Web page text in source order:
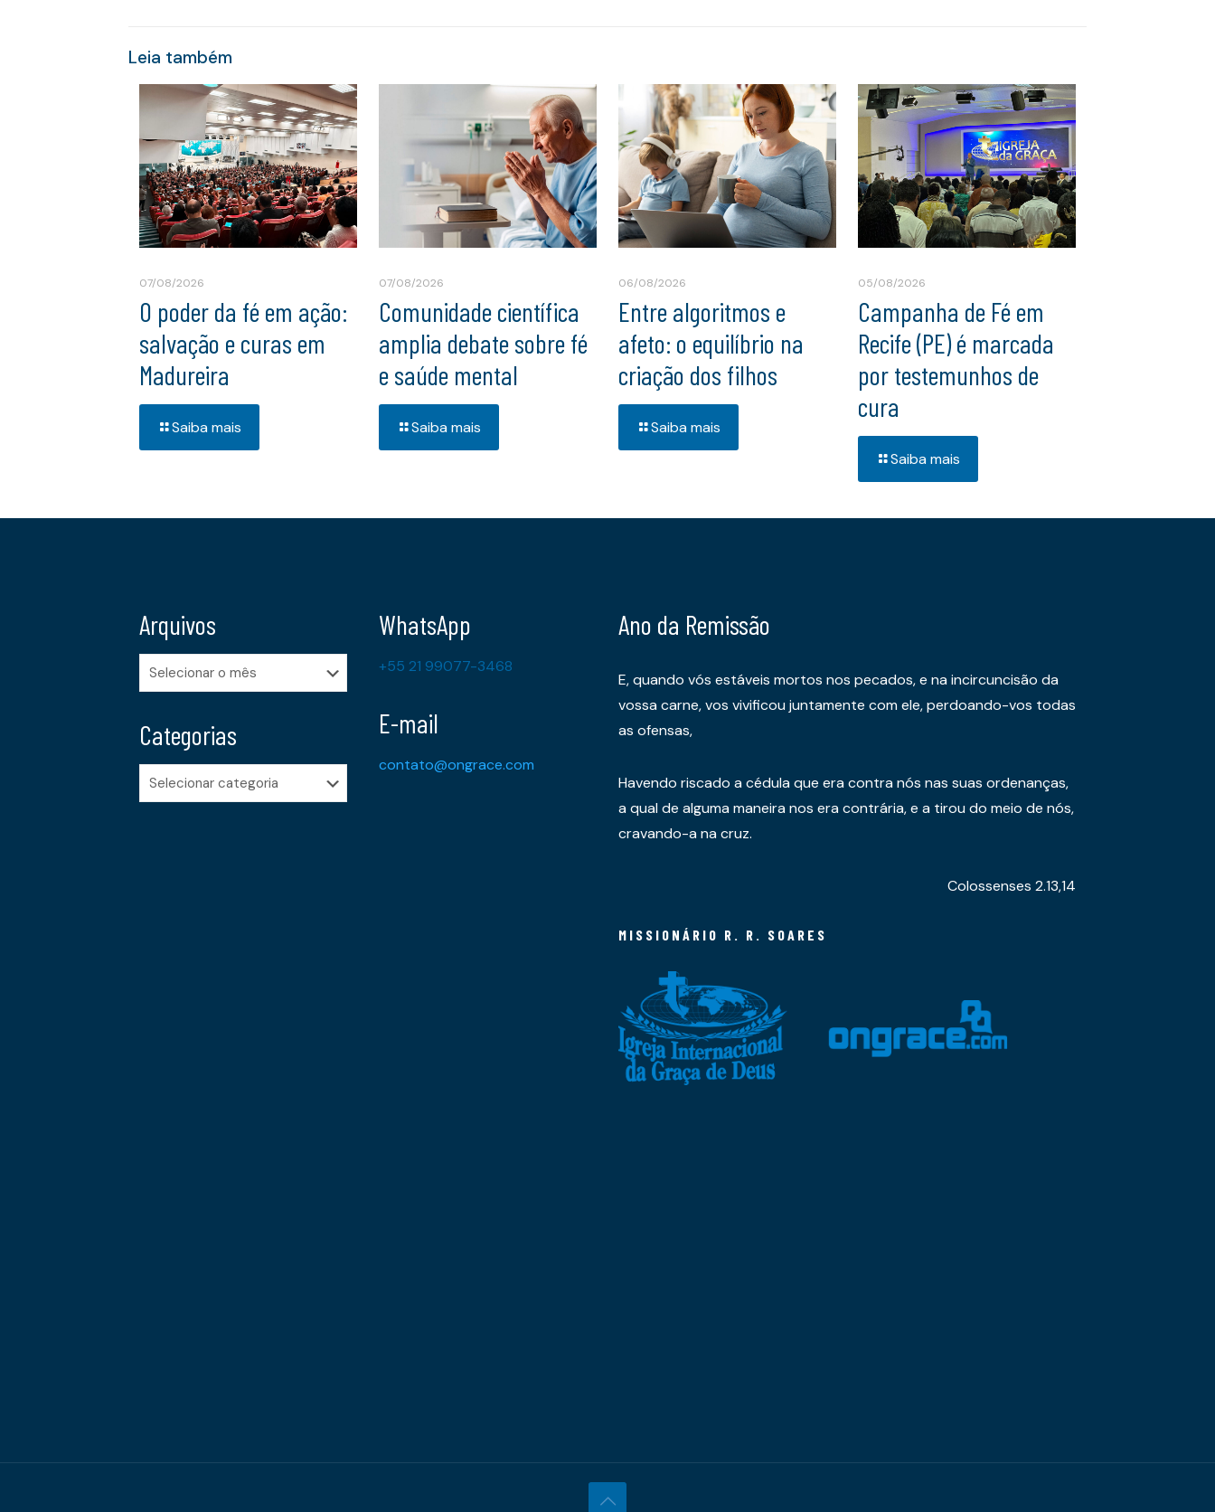
Leia também
07/08/2026
O poder da fé em ação:
salvação e curas em
Madureira
Saiba mais
07/08/2026
Comunidade científica
amplia debate sobre fé
e saúde mental
Saiba mais
06/08/2026
Entre algoritmos e
afeto: o equilíbrio na
criação dos filhos
Saiba mais
05/08/2026
Campanha de Fé em
Recife (PE) é marcada
por testemunhos de
cura
Saiba mais
Arquivos
Arquivos
Categorias
Categorias
WhatsApp
+55 21 99077-3468
E-mail
contato@ongrace.com
Ano da Remissão
E, quando vós estáveis mortos nos pecados, e na incircuncisão da
vossa carne, vos vivificou juntamente com ele, perdoando-vos todas
as ofensas,
Havendo riscado a cédula que era contra nós nas suas ordenanças,
a qual de alguma maneira nos era contrária, e a tirou do meio de nós,
cravando-a na cruz.
Colossenses 2.13,14
MISSIONÁRIO R. R. SOARES